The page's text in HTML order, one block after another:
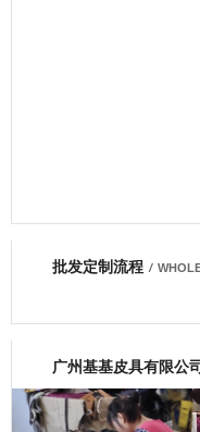
网商会会员
批发定制流程 /
广州基基皮具有限公司